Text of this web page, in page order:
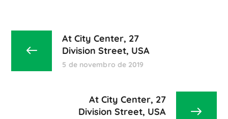
At City Center, 27
Division Street, USA
5 de novembro de 2019
At City Center, 27
Division Street, USA